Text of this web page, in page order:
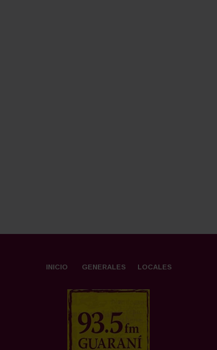
INICIO GENERALES LOCALES